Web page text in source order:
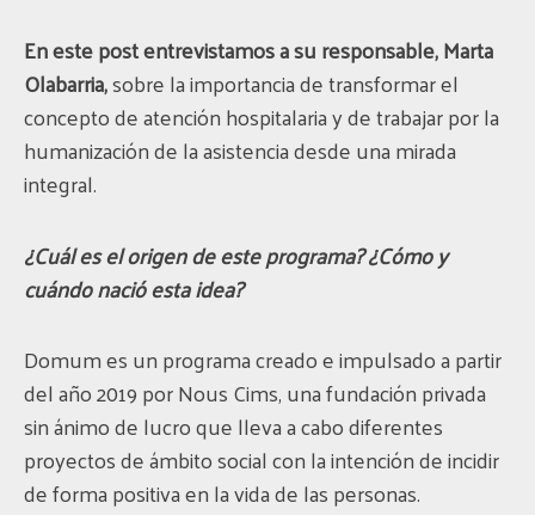
En este post entrevistamos a su responsable, Marta
Olabarria,sobre la importancia de transformar el
concepto de atención hospitalaria y de trabajar por la
humanización de la asistencia desde una mirada
integral.
¿Cuál es el origen de este programa? ¿Cómo y
cuándo nació esta idea?
Domum es un programa creado e impulsado a partir
del año 2019 por Nous Cims, una fundación privada
sin ánimo de lucro que lleva a cabo diferentes
proyectos de ámbito social con la intención de incidir
de forma positiva en la vida de las personas.